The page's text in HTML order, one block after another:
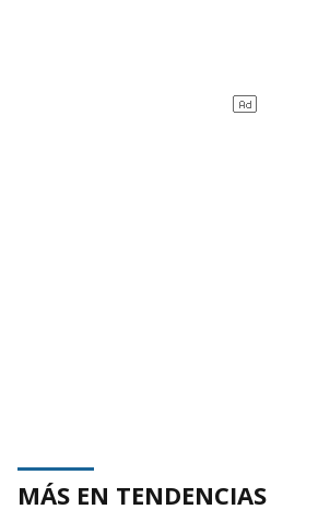
MÁS EN TENDENCIAS